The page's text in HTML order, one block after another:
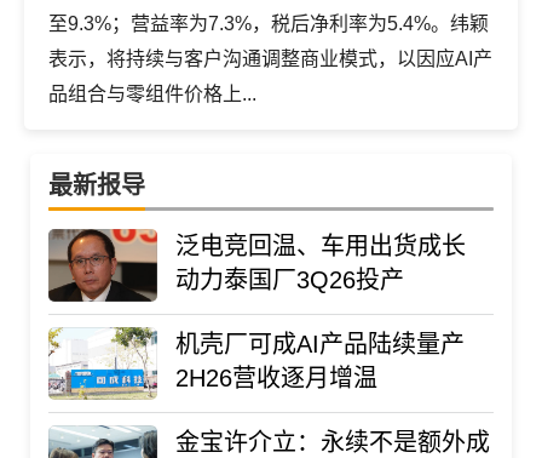
至9.3%；营益率为7.3%，税后净利率为5.4%。纬颖
表示，将持续与客户沟通调整商业模式，以因应AI产
品组合与零组件价格上...
最新报导
泛电竞回温、车用出货成长
动力泰国厂3Q26投产
机壳厂可成AI产品陆续量产
2H26营收逐月增温
金宝许介立：永续不是额外成